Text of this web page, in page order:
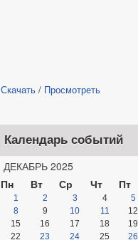
Скачать / Просмотреть
Календарь событий
ДЕКАБРЬ 2025
Пн
Вт Ср Чт Пт
1 2 3 4 5
8
9 10 11 12
15
16 17 18 19
22
23 24 25 26